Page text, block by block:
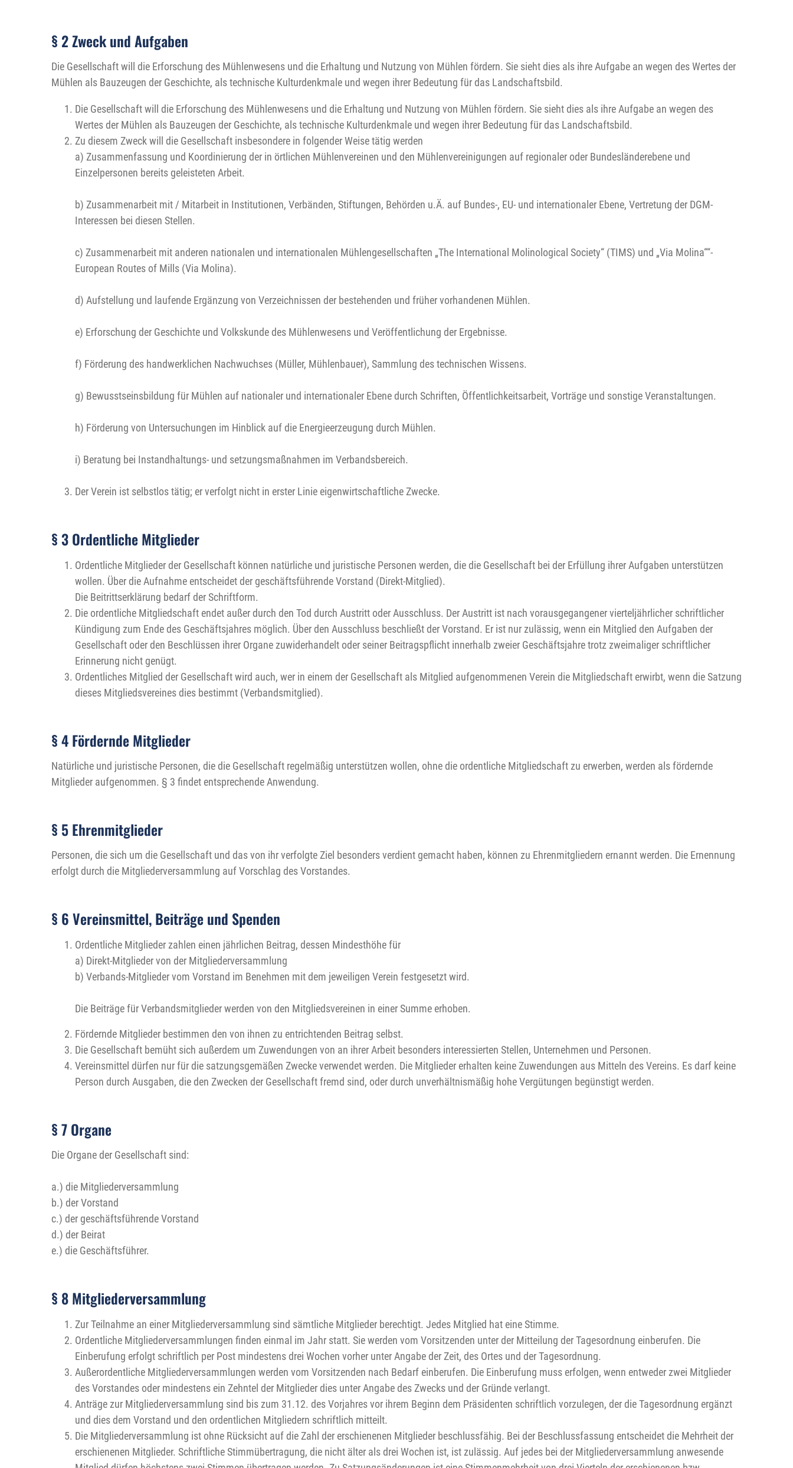
§ 2 Zweck und Aufgaben
Die Gesellschaft will die Erforschung des Mühlenwesens und die Erhaltung und Nutzung von Mühlen fördern. Sie sieht dies als ihre Aufgabe an wegen des Wertes der
Mühlen als Bauzeugen der Geschichte, als technische Kulturdenkmale und wegen ihrer Bedeutung für das Landschaftsbild.
Die Gesellschaft will die Erforschung des Mühlenwesens und die Erhaltung und Nutzung von Mühlen fördern. Sie sieht dies als ihre Aufgabe an wegen des
Wertes der Mühlen als Bauzeugen der Geschichte, als technische Kulturdenkmale und wegen ihrer Bedeutung für das Landschaftsbild.
Zu diesem Zweck will die Gesellschaft insbesondere in folgender Weise tätig werden
a) Zusammenfassung und Koordinierung der in örtlichen Mühlenvereinen und den Mühlenvereinigungen auf regionaler oder Bundesländerebene und
Einzelpersonen bereits geleisteten Arbeit.
b) Zusammenarbeit mit / Mitarbeit in Institutionen, Verbänden, Stiftungen, Behörden u.Ä. auf Bundes-, EU- und internationaler Ebene, Vertretung der DGM-
Interessen bei diesen Stellen.
c) Zusammenarbeit mit anderen nationalen und internationalen Mühlengesellschaften „The International Molinological Society“ (TIMS) und „Via Molina““-
European Routes of Mills (Via Molina).
d) Aufstellung und laufende Ergänzung von Verzeichnissen der bestehenden und früher vorhandenen Mühlen.
e) Erforschung der Geschichte und Volkskunde des Mühlenwesens und Veröffentlichung der Ergebnisse.
f) Förderung des handwerklichen Nachwuchses (Müller, Mühlenbauer), Sammlung des technischen Wissens.
g) Bewusstseinsbildung für Mühlen auf nationaler und internationaler Ebene durch Schriften, Öffentlichkeitsarbeit, Vorträge und sonstige Veranstaltungen.
h) Förderung von Untersuchungen im Hinblick auf die Energieerzeugung durch Mühlen.
i) Beratung bei Instandhaltungs- und setzungsmaßnahmen im Verbandsbereich.
Der Verein ist selbstlos tätig; er verfolgt nicht in erster Linie eigenwirtschaftliche Zwecke.
§ 3 Ordentliche Mitglieder
Ordentliche Mitglieder der Gesellschaft können natürliche und juristische Personen werden, die die Gesellschaft bei der Erfüllung ihrer Aufgaben unterstützen
wollen. Über die Aufnahme entscheidet der geschäftsführende Vorstand (Direkt-Mitglied).
Die Beitrittserklärung bedarf der Schriftform.
Die ordentliche Mitgliedschaft endet außer durch den Tod durch Austritt oder Ausschluss. Der Austritt ist nach vorausgegangener vierteljährlicher schriftlicher
Kündigung zum Ende des Geschäftsjahres möglich. Über den Ausschluss beschließt der Vorstand. Er ist nur zulässig, wenn ein Mitglied den Aufgaben der
Gesellschaft oder den Beschlüssen ihrer Organe zuwiderhandelt oder seiner Beitragspflicht innerhalb zweier Geschäftsjahre trotz zweimaliger schriftlicher
Erinnerung nicht genügt.
Ordentliches Mitglied der Gesellschaft wird auch, wer in einem der Gesellschaft als Mitglied aufgenommenen Verein die Mitgliedschaft erwirbt, wenn die Satzung
dieses Mitgliedsvereines dies bestimmt (Verbandsmitglied).
§ 4 Fördernde Mitglieder
Natürliche und juristische Personen, die die Gesellschaft regelmäßig unterstützen wollen, ohne die ordentliche Mitgliedschaft zu erwerben, werden als fördernde
Mitglieder aufgenommen. § 3 findet entsprechende Anwendung.
§ 5 Ehrenmitglieder
Personen, die sich um die Gesellschaft und das von ihr verfolgte Ziel besonders verdient gemacht haben, können zu Ehrenmitgliedern ernannt werden. Die Ernennung
erfolgt durch die Mitgliederversammlung auf Vorschlag des Vorstandes.
§ 6 Vereinsmittel, Beiträge und Spenden
Ordentliche Mitglieder zahlen einen jährlichen Beitrag, dessen Mindesthöhe für
a) Direkt-Mitglieder von der Mitgliederversammlung
b) Verbands-Mitglieder vom Vorstand im Benehmen mit dem jeweiligen Verein festgesetzt wird.
Die Beiträge für Verbandsmitglieder werden von den Mitgliedsvereinen in einer Summe erhoben.
Fördernde Mitglieder bestimmen den von ihnen zu entrichtenden Beitrag selbst.
Die Gesellschaft bemüht sich außerdem um Zuwendungen von an ihrer Arbeit besonders interessierten Stellen, Unternehmen und Personen.
Vereinsmittel dürfen nur für die satzungsgemäßen Zwecke verwendet werden. Die Mitglieder erhalten keine Zuwendungen aus Mitteln des Vereins. Es darf keine
Person durch Ausgaben, die den Zwecken der Gesellschaft fremd sind, oder durch unverhältnismäßig hohe Vergütungen begünstigt werden.
§ 7 Organe
Die Organe der Gesellschaft sind:
a.) die Mitgliederversammlung
b.) der Vorstand
c.) der geschäftsführende Vorstand
d.) der Beirat
e.) die Geschäftsführer.
§ 8 Mitgliederversammlung
Zur Teilnahme an einer Mitgliederversammlung sind sämtliche Mitglieder berechtigt. Jedes Mitglied hat eine Stimme.
Ordentliche Mitgliederversammlungen finden einmal im Jahr statt. Sie werden vom Vorsitzenden unter der Mitteilung der Tagesordnung einberufen. Die
Einberufung erfolgt schriftlich per Post mindestens drei Wochen vorher unter Angabe der Zeit, des Ortes und der Tagesordnung.
Außerordentliche Mitgliederversammlungen werden vom Vorsitzenden nach Bedarf einberufen. Die Einberufung muss erfolgen, wenn entweder zwei Mitglieder
des Vorstandes oder mindestens ein Zehntel der Mitglieder dies unter Angabe des Zwecks und der Gründe verlangt.
Anträge zur Mitgliederversammlung sind bis zum 31.12. des Vorjahres vor ihrem Beginn dem Präsidenten schriftlich vorzulegen, der die Tagesordnung ergänzt
und dies dem Vorstand und den ordentlichen Mitgliedern schriftlich mitteilt.
Die Mitgliederversammlung ist ohne Rücksicht auf die Zahl der erschienenen Mitglieder beschlussfähig. Bei der Beschlussfassung entscheidet die Mehrheit der
erschienenen Mitglieder. Schriftliche Stimmübertragung, die nicht älter als drei Wochen ist, ist zulässig. Auf jedes bei der Mitgliederversammlung anwesende